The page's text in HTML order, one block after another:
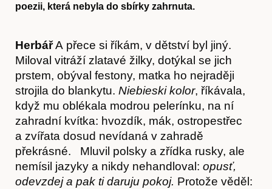
poezii, která nebyla do sbírky zahrnuta.
HerbářA přece si říkám, v dětství byl jiný.
Miloval vitráží zlatavé žilky, dotýkal se jich
prstem, obýval festony, matka ho nejraději
strojila do blankytu. Niebieski kolor, říkávala,
když mu oblékala modrou pelerínku, na ní
zahradní kvítka: hvozdík, mák, ostropestřec
a zvířata dosud nevídaná v zahradě
překrásné. Mluvil polsky a zřídka rusky, ale
nemísil jazyky a nikdy nehandloval: opusť,
odevzdej a pak ti daruju pokoj. Protože věděl: